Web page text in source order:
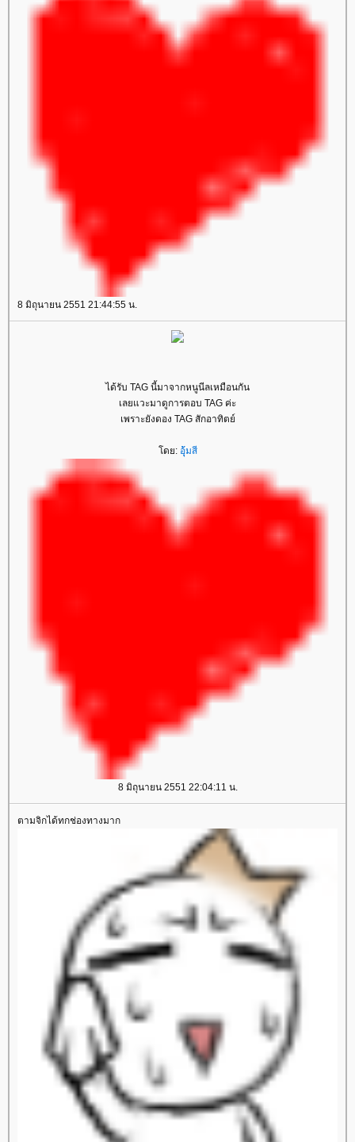
8 มิถุนายน 2551 21:44:55 น.
ได้รับ TAG นี้มาจากหนูนีลเหมือนกัน
เลยแวะมาดูการตอบ TAG ค่ะ
เพราะยังดอง TAG สักอาทิตย์
ดย: อุ้มสี
8 มิถุนายน 2551 22:04:11 น.
ตามจิกได้ทกช่องทางมาก